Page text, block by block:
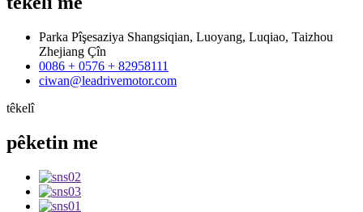
Parka Pîşesaziya Shangsiqian, Luoyang, Luqiao, Taizhou
Zhejiang Çîn
0086 + 0576 + 82958111
ciwan@leadrivemotor.com
têkelî
pêketin me